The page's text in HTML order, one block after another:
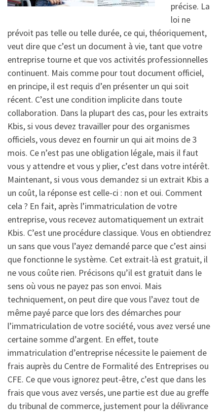
précise. La
loi ne
prévoit pas telle ou telle durée, ce qui, théoriquement,
veut dire que c’est un document à vie, tant que votre
entreprise tourne et que vos activités professionnelles
continuent. Mais comme pour tout document officiel,
en principe, il est requis d’en présenter un qui soit
récent. C’est une condition implicite dans toute
collaboration. Dans la plupart des cas, pour les extraits
Kbis, si vous devez travailler pour des organismes
officiels, vous devez en fournir un qui ait moins de 3
mois. Ce n’est pas une obligation légale, mais il faut
vous y attendre et vous y plier, c’est dans votre intérêt.
Maintenant, si vous vous demandez si un extrait Kbis a
un coût, la réponse est celle-ci : non et oui. Comment
cela ? En fait, après l’immatriculation de votre
entreprise, vous recevez automatiquement un extrait
Kbis. C’est une procédure classique. Vous en obtiendrez
un sans que vous l’ayez demandé parce que c’est ainsi
que fonctionne le système. Cet extrait-là est gratuit, il
ne vous coûte rien. Précisons qu’il est gratuit dans le
sens où vous ne payez pas son envoi. Mais
techniquement, on peut dire que vous l’avez tout de
même payé parce que lors des démarches pour
l’immatriculation de votre société, vous avez versé une
certaine somme d’argent. En effet, toute
immatriculation d’entreprise nécessite le paiement de
frais auprès du Centre de Formalité des Entreprises ou
CFE. Ce que vous ignorez peut-être, c’est que dans les
frais que vous avez versés, une partie est due au greffe
du tribunal de commerce, justement pour la délivrance